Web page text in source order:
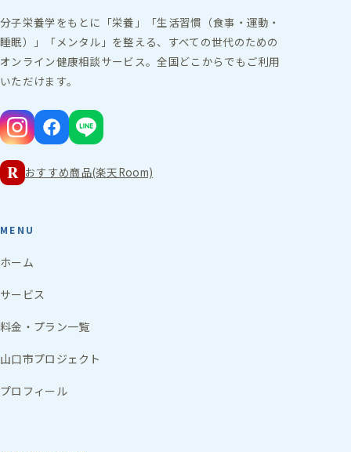
分子栄養学をもとに「栄養」「生活習慣（食事・運動・
睡眠）」「メンタル」を整える、すべての世代のための
オンライン健康相談サービス。全国どこからでもご利用
いただけます。
R おすすめ商品(楽天Room)
MENU
ホーム
サービス
料金・プラン一覧
山口市プロジェクト
プロフィール